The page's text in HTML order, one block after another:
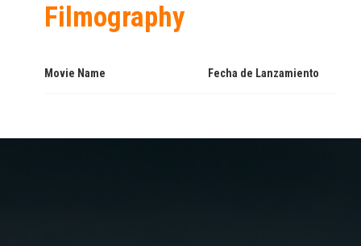
Filmography
Movie Name Fecha de Lanzamiento